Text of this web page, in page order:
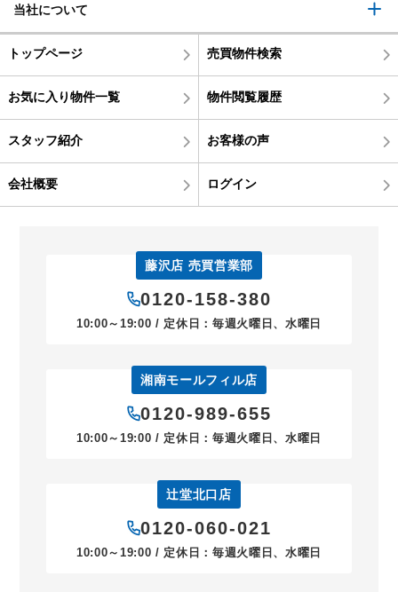
当社について
トップページ 売買物件検索
お気に入り物件一覧 物件閲覧履歴
スタッフ紹介 お客様の声
会社概要 ログイン
藤沢店 売買営業部
0120-158-380
10:00～19:00 / 定休日：毎週火曜日、水曜日
湘南モールフィル店
0120-989-655
10:00～19:00 / 定休日：毎週火曜日、水曜日
辻堂北口店
0120-060-021
10:00～19:00 / 定休日：毎週火曜日、水曜日